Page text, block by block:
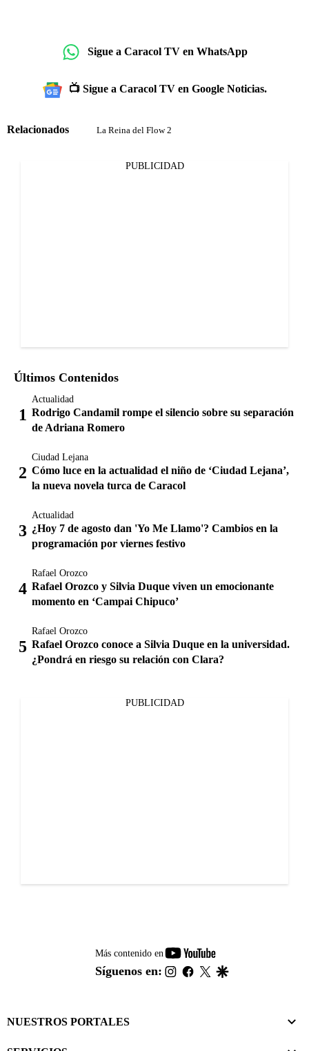
Sigue a Caracol TV en WhatsApp
📺 Sigue a Caracol TV en Google Noticias.
Relacionados La Reina del Flow 2
PUBLICIDAD
Últimos Contenidos
Actualidad
Rodrigo Candamil rompe el silencio sobre su separación
de Adriana Romero
Ciudad Lejana
Cómo luce en la actualidad el niño de ‘Ciudad Lejana’,
la nueva novela turca de Caracol
Actualidad
¿Hoy 7 de agosto dan 'Yo Me Llamo'? Cambios en la
programación por viernes festivo
Rafael Orozco
Rafael Orozco y Silvia Duque viven un emocionante
momento en ‘Campai Chipuco’
Rafael Orozco
Rafael Orozco conoce a Silvia Duque en la universidad.
¿Pondrá en riesgo su relación con Clara?
PUBLICIDAD
Más contenido en
youtube-
footer
Síguenos en: instagram
facebook
twitter
NUESTROS PORTALES